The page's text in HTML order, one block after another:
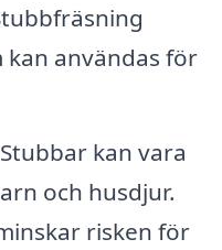
användas för
Stubbar kan vara
och husdjur.
risken för